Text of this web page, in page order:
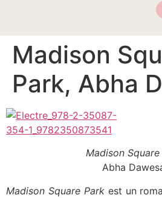
Madison
Park, Abha
Madison Square
Abha
Madison Square Parkest un